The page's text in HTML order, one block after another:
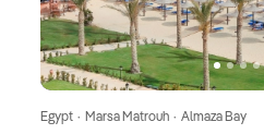
Egypt · Marsa Matrouh · Almaza Bay